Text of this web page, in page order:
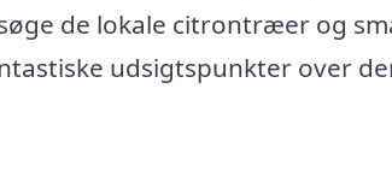
de lokale citrontræer og
udsigtspunkter over